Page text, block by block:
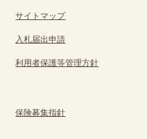
サイトマップ
入札届出申請
利用者保護等管理方針
保険募集指針